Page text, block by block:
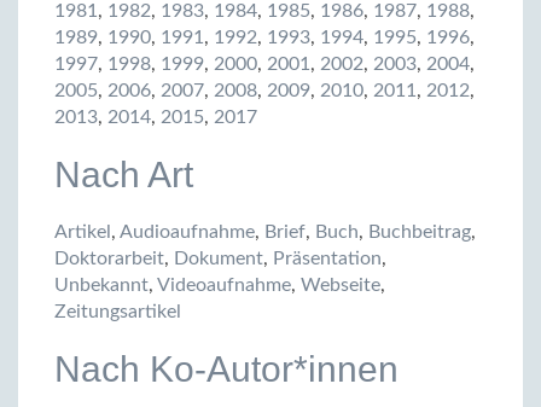
1981, 1982, 1983, 1984, 1985, 1986, 1987, 1988,
1989, 1990, 1991, 1992, 1993, 1994, 1995, 1996,
1997, 1998, 1999, 2000, 2001, 2002, 2003, 2004,
2005, 2006, 2007, 2008, 2009, 2010, 2011, 2012,
2013, 2014, 2015, 2017
Nach Art
Artikel , Audioaufnahme, Brief, Buch, Buchbeitrag,
Doktorarbeit, Dokument, Präsentation,
Unbekannt, Videoaufnahme, Webseite,
Zeitungsartikel
Nach Ko-Autor*innen